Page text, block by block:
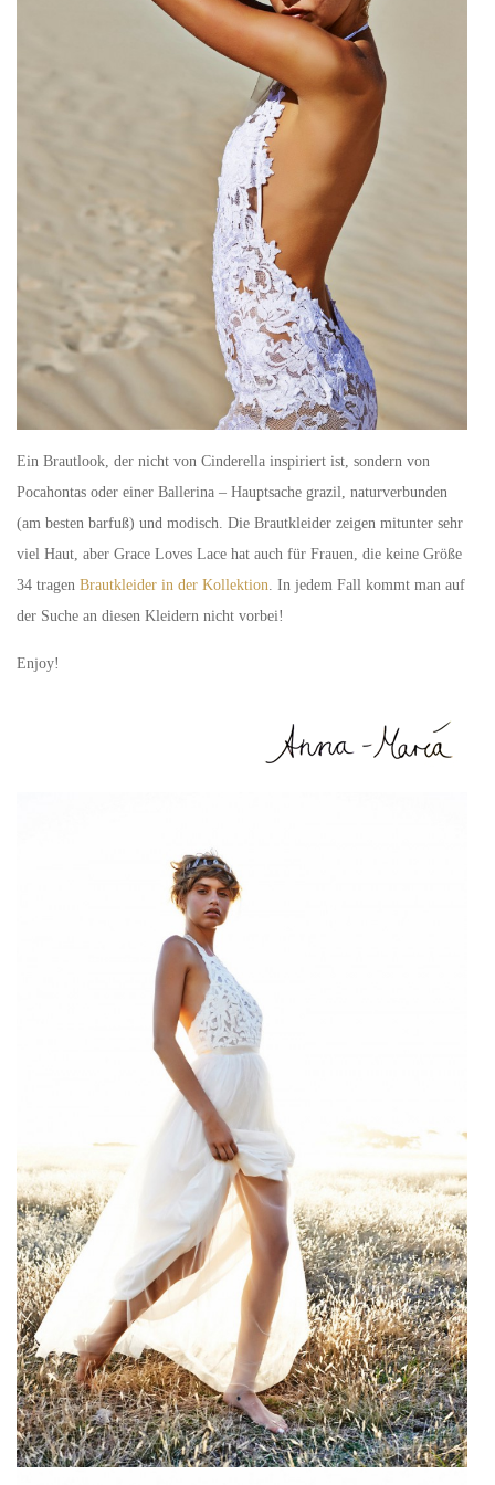
Ein Brautlook, der nicht von Cinderella inspiriert ist, sondern von
Pocahontas oder einer Ballerina – Hauptsache grazil, naturverbunden
(am besten barfuß) und modisch. Die Brautkleider zeigen mitunter sehr
viel Haut, aber Grace Loves Lace hat auch für Frauen, die keine Größe
34 tragen Brautkleider in der Kollektion . In jedem Fall kommt man auf
der Suche an diesen Kleidern nicht vorbei!
Enjoy!